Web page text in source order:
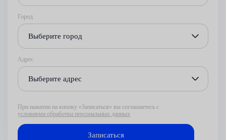
Город
Выберите город
Адрес
Выберите адрес
При нажатии на кнопку «Записаться» вы соглашаетесь с
условиями обработки персональных данных